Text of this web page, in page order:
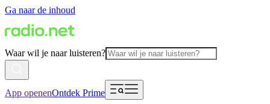
Ga naar de inhoud
Waar wil je naar luisteren?
App openenOntdek Prime